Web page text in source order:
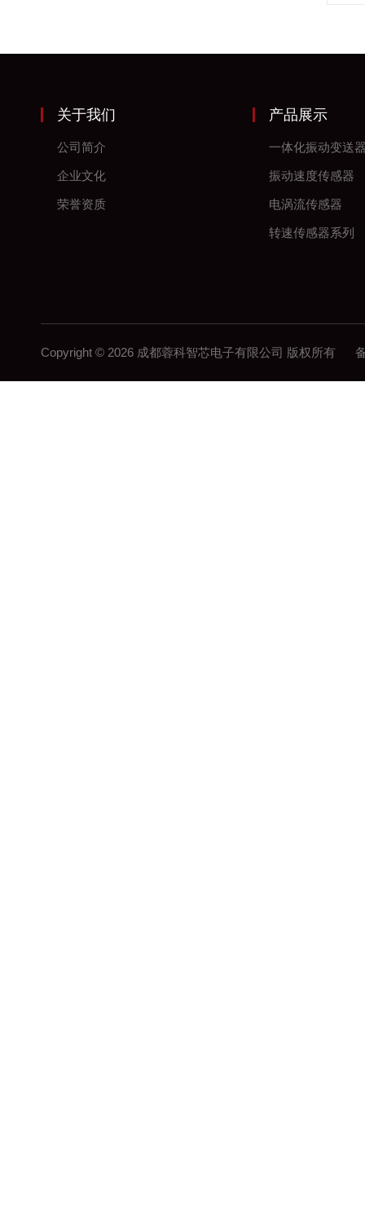
关于我们
公司简介
企业文化
荣誉资质
产品展示
一体化振动变送
振动速度传感器
电涡流传感器
转速传感器系列
Copyright © 2026 成都蓉科智芯电子有限公司 版权所有